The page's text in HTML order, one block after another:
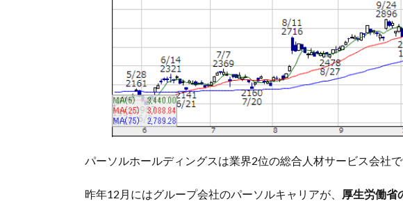
パーソルホールディングスは業界2位の総合人材サービス会社で
昨年12月にはグループ会社のパーソルキャリアが、 厚生労働省